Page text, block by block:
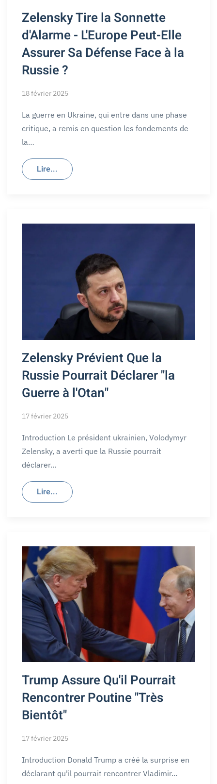
Zelensky Tire la Sonnette
d'Alarme - L'Europe Peut-Elle
Assurer Sa Défense Face à la
Russie ?
18 février 2025
La guerre en Ukraine, qui entre dans une phase
critique, a remis en question les fondements de
la…
Lire...
Zelensky Prévient Que la
Russie Pourrait Déclarer "la
Guerre à l'Otan"
17 février 2025
Introduction Le président ukrainien, Volodymyr
Zelensky, a averti que la Russie pourrait
déclarer…
Lire...
Trump Assure Qu'il Pourrait
Rencontrer Poutine "Très
Bientôt"
17 février 2025
Introduction Donald Trump a créé la surprise en
déclarant qu'il pourrait rencontrer Vladimir…